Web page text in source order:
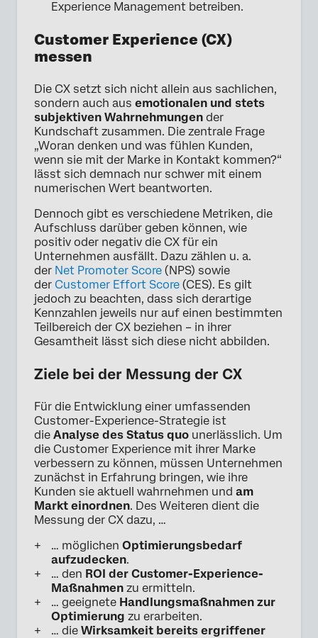
Experience Management betreiben.
Customer Experience (CX)
messen
Die CX setzt sich nicht allein aus sachlichen,
sondern auch aus emotionalen und stets
subjektiven Wahrnehmungen der
Kundschaft zusammen. Die zentrale Frage
„Woran denken und was fühlen Kunden,
wenn sie mit der Marke in Kontakt kommen?“
lässt sich demnach nur schwer mit einem
numerischen Wert beantworten.
Dennoch gibt es verschiedene Metriken, die
Aufschluss darüber geben können, wie
positiv oder negativ die CX für ein
Unternehmen ausfällt. Dazu zählen u. a.
der Net Promoter Score (NPS) sowie
der Customer Effort Score (CES). Es gilt
jedoch zu beachten, dass sich derartige
Kennzahlen jeweils nur auf einen bestimmten
Teilbereich der CX beziehen – in ihrer
Gesamtheit lässt sich diese nicht abbilden.
Ziele bei der Messung der CX
Für die Entwicklung einer umfassenden
Customer-Experience-Strategie ist
die Analyse des Status quo unerlässlich. Um
die Customer Experience mit ihrer Marke
verbessern zu können, müssen Unternehmen
zunächst in Erfahrung bringen, wie ihre
Kunden sie aktuell wahrnehmen und am
Markt einordnen. Des Weiteren dient die
Messung der CX dazu, …
… möglichen Optimierungsbedarf
aufzudecken.
… den ROI der Customer-Experience-
Maßnahmen zu ermitteln.
… geeignete Handlungsmaßnahmen zur
Optimierung zu erarbeiten.
… die Wirksamkeit bereits ergriffener